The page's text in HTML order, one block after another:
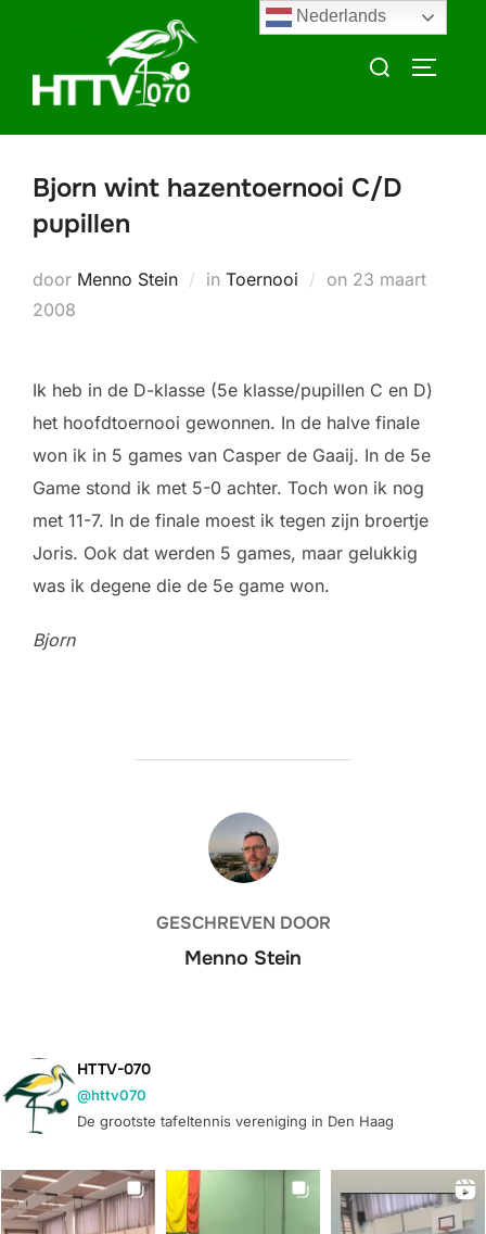
inhoud
Zoek
Bjorn wint hazentoernooi C/D
pupillen
door Menno Stein in Toernooi on Geplaatst
23 maart
2008
Ik heb in de D-klasse (5e klasse/pupillen C en D)
het hoofdtoernooi gewonnen. In de halve finale
won ik in 5 games van Casper de Gaaij. In de 5e
Game stond ik met 5-0 achter. Toch won ik nog
met 11-7. In de finale moest ik tegen zijn broertje
Joris. Ook dat werden 5 games, maar gelukkig
was ik degene die de 5e game won.
Bjorn
BERICHTAUTEUR
GESCHREVEN DOOR
Menno Stein
HTTV-070
@httv070
De grootste tafeltennis vereniging in Den Haag
Nederlands